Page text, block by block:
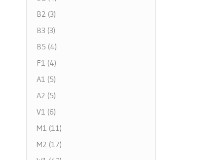
B2 (3)
B3 (3)
B5 (4)
F1 (4)
A1 (5)
A2 (5)
V1 (6)
M1 (11)
M2 (17)